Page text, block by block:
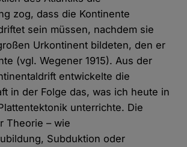
zog, dass die Kontinente
sein müssen, nachdem sie
Urkontinent bildeten, den er
(vgl. Wegener 1915). Aus der
entwickelte die
in der Folge das, was ich heute in
unterrichte. Die
Theorie – wie
Subduktion oder